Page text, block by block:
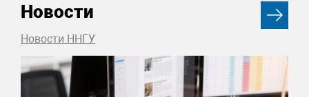
Новости
Новости ННГУ